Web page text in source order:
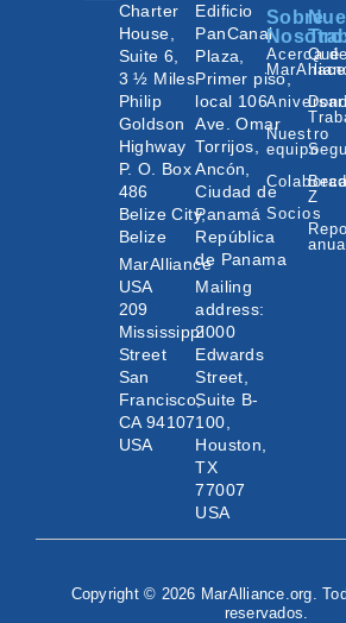
Charter
House,
Suite 6,
3 ½ Miles
Philip
Goldson
Highway
P. O. Box
486
Belize City,
Belize
MarAlliance
USA
209
Mississippi
Street
San
Francisco,
CA 94107
USA
Edificio
PanCanal
Plaza,
Primer piso,
local 106
Ave. Omar
Torrijos,
Ancón,
Ciudad de
Panamá
República
de Panama
Mailing
address:
2000
Edwards
Street,
Suite B-
100,
Houston,
TX
77007
USA
Sobre
Acerca de
Nuestro
equipo
Socios
Qué
Z
anual
Copyright © 2026 MarAlliance.org.
reservados.